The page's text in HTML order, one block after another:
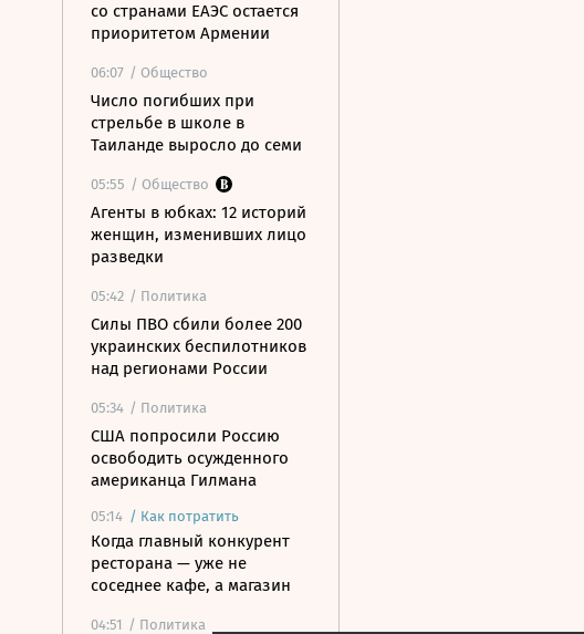
со странами ЕАЭС остается
приоритетом Армении
06:07 / Общество
Число погибших при
стрельбе в школе в
Таиланде выросло до семи
05:55 / Общество
Агенты в юбках: 12 историй
женщин, изменивших лицо
разведки
05:42 / Политика
Силы ПВО сбили более 200
украинских беспилотников
над регионами России
05:34 / Политика
США попросили Россию
освободить осужденного
американца Гилмана
05:14 / Как потратить
Когда главный конкурент
ресторана — уже не
соседнее кафе, а магазин
04:51 / Политика